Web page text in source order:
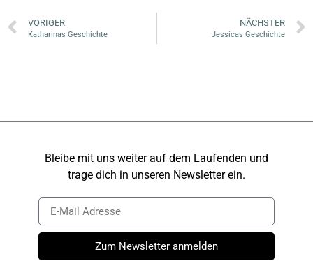
VORIGER
Katharinas Geschichte
NÄCHSTER
Jessicas Geschichte
Bleibe mit uns weiter auf dem Laufenden und
trage dich in unseren Newsletter ein.
Zum Newsletter anmelden